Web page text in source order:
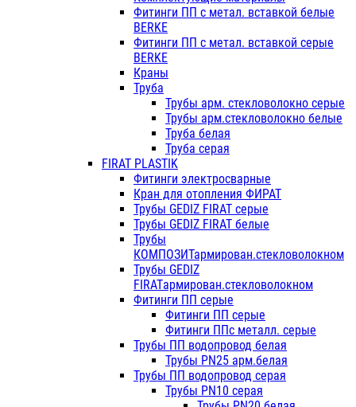
Фитинги ПП с метал. вставкой белые
BERKE
Фитинги ПП с метал. вставкой серые
BERKE
Краны
Труба
Трубы арм. стекловолокно серые
Трубы арм.стекловолокно белые
Труба белая
Труба серая
FIRAT PLASTIK
Фитинги электросварные
Кран для отопления ФИРАТ
Трубы GEDIZ FIRAT серые
Трубы GEDIZ FIRAT белые
Трубы
КОМПОЗИТармирован.стекловолокном
Трубы GEDIZ
FIRATармирован.стекловолокном
Фитинги ПП серые
Фитинги ПП серые
Фитинги ППс металл. серые
Трубы ПП водопровод белая
Трубы PN25 арм.белая
Трубы ПП водопровод серая
Трубы PN10 серая